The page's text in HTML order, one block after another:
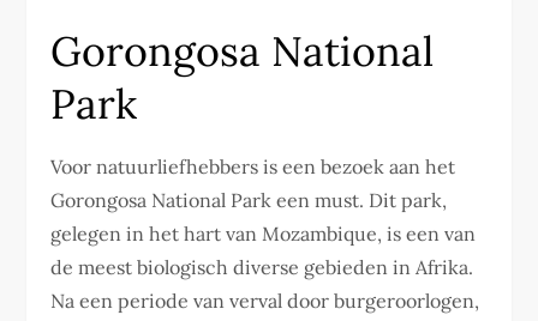
Gorongosa National
Park
Voor natuurliefhebbers is een bezoek aan het
Gorongosa National Park een must. Dit park,
gelegen in het hart van Mozambique, is een van
de meest biologisch diverse gebieden in Afrika.
Na een periode van verval door burgeroorlogen,